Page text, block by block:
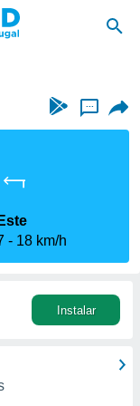
...
Este
18 km/h
Instalar